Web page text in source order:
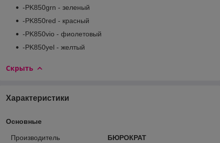
-PK850grn - зеленый
-PK850red - красный
-PK850vio - фиолетовый
-PK850yel - желтый
Скрыть
Характеристики
Основные
Производитель БЮРОКРАТ